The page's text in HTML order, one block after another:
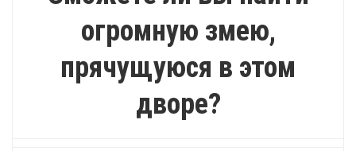
огромную змею,
прячущуюся в этом
дворе?